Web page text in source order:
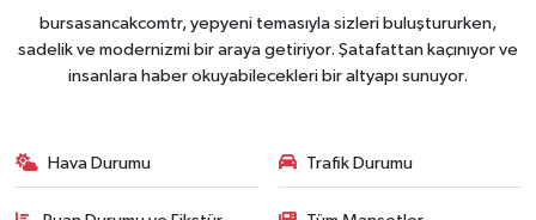
bursasancakcomtr, yepyeni temasıyla sizleri buluştururken,
sadelik ve modernizmi bir araya getiriyor. Şatafattan kaçınıyor ve
insanlara haber okuyabilecekleri bir altyapı sunuyor.
Hava Durumu Trafik Durumu